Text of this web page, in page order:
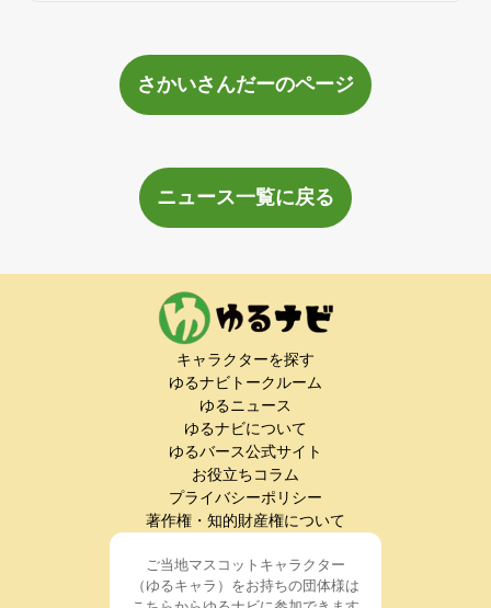
さかいさんだーのページ
ニュース一覧に戻る
キャラクターを探す
ゆるナビトークルーム
ゆるニュース
ゆるナビについて
ゆるバース公式サイト
お役立ちコラム
プライバシーポリシー
著作権・知的財産権について
ご当地マスコットキャラクター
（ゆるキャラ）をお持ちの団体様は